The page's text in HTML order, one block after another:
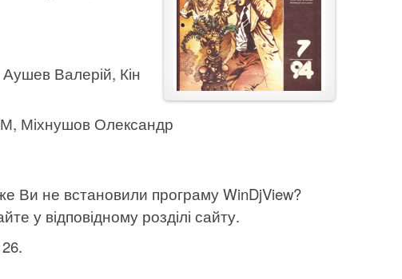
Валерій, Кін
Міхнушов Олександр
Ви не встановили програму WinDjView?
у відповідному розділі сайту.